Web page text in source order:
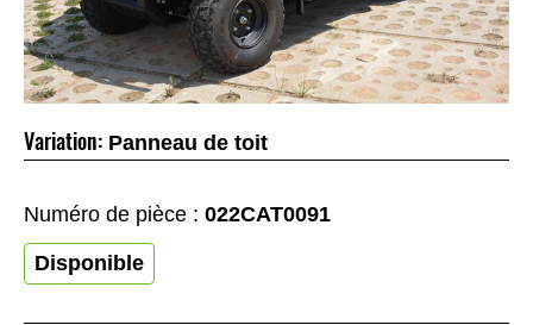
Variation: Panneau de toit
Numéro de pièce : 022CAT0091
Disponible